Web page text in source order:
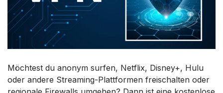
Möchtest du anonym surfen, Netflix, Disney+, Hulu
oder andere Streaming-Plattformen freischalten oder